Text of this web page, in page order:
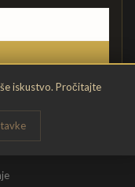
iskustvo. Pročitajte